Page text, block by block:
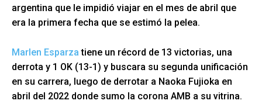
argentina que le impidió viajar en el mes de abril que
era la primera fecha que se estimó la pelea.
Marlen Esparza tiene un récord de 13 victorias, una
derrota y 1 OK (13-1) y buscara su segunda unificación
en su carrera, luego de derrotar a Naoka Fujioka en
abril del 2022 donde sumo la corona AMB a su vitrina.